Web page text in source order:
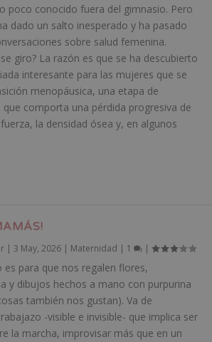
poco conocido fuera del gimnasio. Pero
dado un salto inesperado y ha pasado
sobre salud femenina.
giro? La razón es que se ha descubierto
interesante para las mujeres que se
menopáusica, una etapa de
comporta una pérdida progresiva de
la densidad ósea y, en algunos
| 3 May, 2026| Maternidad | 1 |
es para que nos regalen flores,
y dibujos hechos a mano con purpurina
también nos gustan). Va de
-visible e invisible- que implica ser
la marcha, improvisar más que en un